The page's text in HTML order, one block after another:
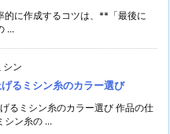
的に作成するコツは、**「最後に
...
シン
るミシン糸のカラー選び
るミシン糸のカラー選び 作品の仕
シン糸の ...